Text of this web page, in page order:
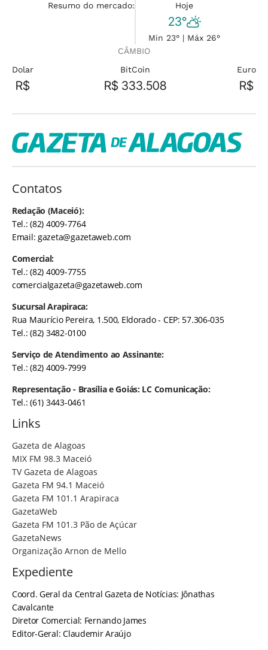
Resumo do mercado:
Hoje
23°
Min 23° | Máx 26°
CÂMBIO
Dolar
R$
BitCoin
R$ 333.508
Euro
R$
Contatos
Redação (Maceió):
Tel.: (82) 4009-7764
Email:gazeta@gazetaweb.com
Comercial:
Tel.: (82) 4009-7755
comercialgazeta@gazetaweb.com
Sucursal Arapiraca:
Rua Maurício Pereira, 1.500, Eldorado - CEP: 57.306-035
Tel.: (82) 3482-0100
Serviço de Atendimento ao Assinante:
Tel.: (82) 4009-7999
Representação - Brasília e Goiás: LC Comunicação:
Tel.: (61) 3443-0461
Links
Gazeta de Alagoas
MIX FM 98.3 Maceió
TV Gazeta de Alagoas
Gazeta FM 94.1 Maceió
Gazeta FM 101.1 Arapiraca
GazetaWeb
Gazeta FM 101.3 Pão de Açúcar
GazetaNews
Organização Arnon de Mello
Expediente
Coord. Geral da Central Gazeta de Notícias: Jônathas
Cavalcante
Diretor Comercial: Fernando James
Editor-Geral: Claudemir Araújo